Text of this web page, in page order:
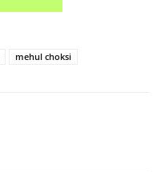
mehul choksi